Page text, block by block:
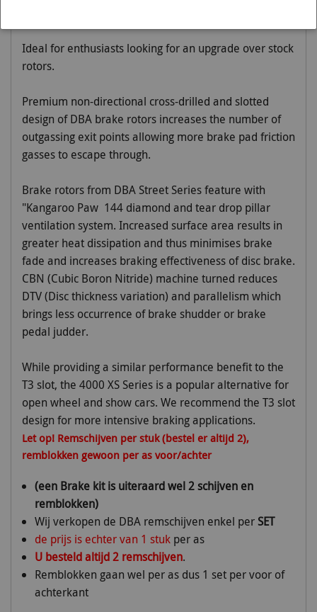
Ideal for enthusiasts looking for an upgrade over stock
rotors.
Premium non-directional cross-drilled and slotted
design of DBA brake rotors increases the number of
outgassing exit points allowing more brake pad friction
gasses to escape through.
Brake rotors from DBA Street Series feature with
"Kangaroo Paw  144 diamond and tear drop pillar
ventilation system. Increased surface area results in
greater heat dissipation and thus minimises brake
fade and increases braking effectiveness of disc brake.
CBN (Cubic Boron Nitride) machine turned reduces
DTV (Disc thickness variation) and parallelism which
brings less occurrence of brake shudder or brake
pedal judder.
While providing a similar performance benefit to the
T3 slot, the 4000 XS Series is a popular alternative for
open wheel and show cars. We recommend the T3 slot
design for more intensive braking applications.
Let op! Remschijven per stuk (bestel er altijd 2),
remblokken gewoon per as voor/achter
(een Brake kit is uiteraard wel 2 schijven en
remblokken)
Wij verkopen de DBA remschijven enkel per SET
de prijs is echter van 1 stukper as
U besteld altijd 2 remschijven.
Remblokken gaan wel per as dus 1 set per voor of
achterkant